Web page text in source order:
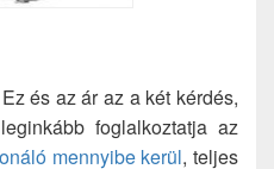
és az ár az a két kérdés,
foglalkoztatja az
mennyibe kerül, teljes